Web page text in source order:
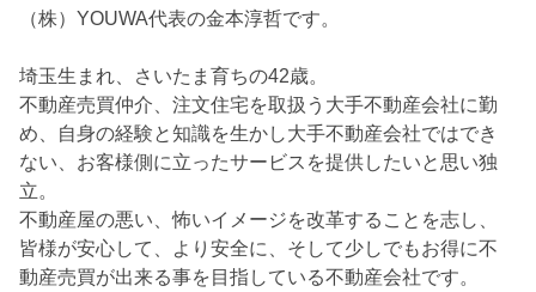
（株）YOUWA代表の金本淳哲です。
埼玉生まれ、さいたま育ちの42歳。
不動産売買仲介、注文住宅を取扱う大手不動産会社に勤
め、自身の経験と知識を生かし大手不動産会社ではでき
ない、お客様側に立ったサービスを提供したいと思い独
立。
不動産屋の悪い、怖いイメージを改革することを志し、
皆様が安心して、より安全に、そして少しでもお得に不
動産売買が出来る事を目指している不動産会社です。